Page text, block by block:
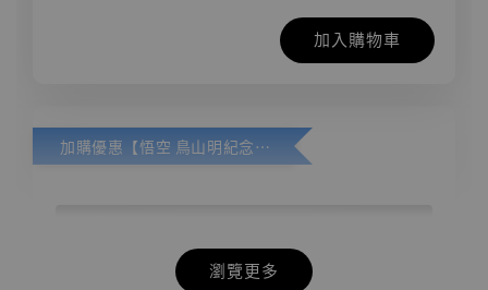
加入購物車
加購優惠【悟空 鳥山明紀念款 [奇蹟工作室]】
瀏覽更多